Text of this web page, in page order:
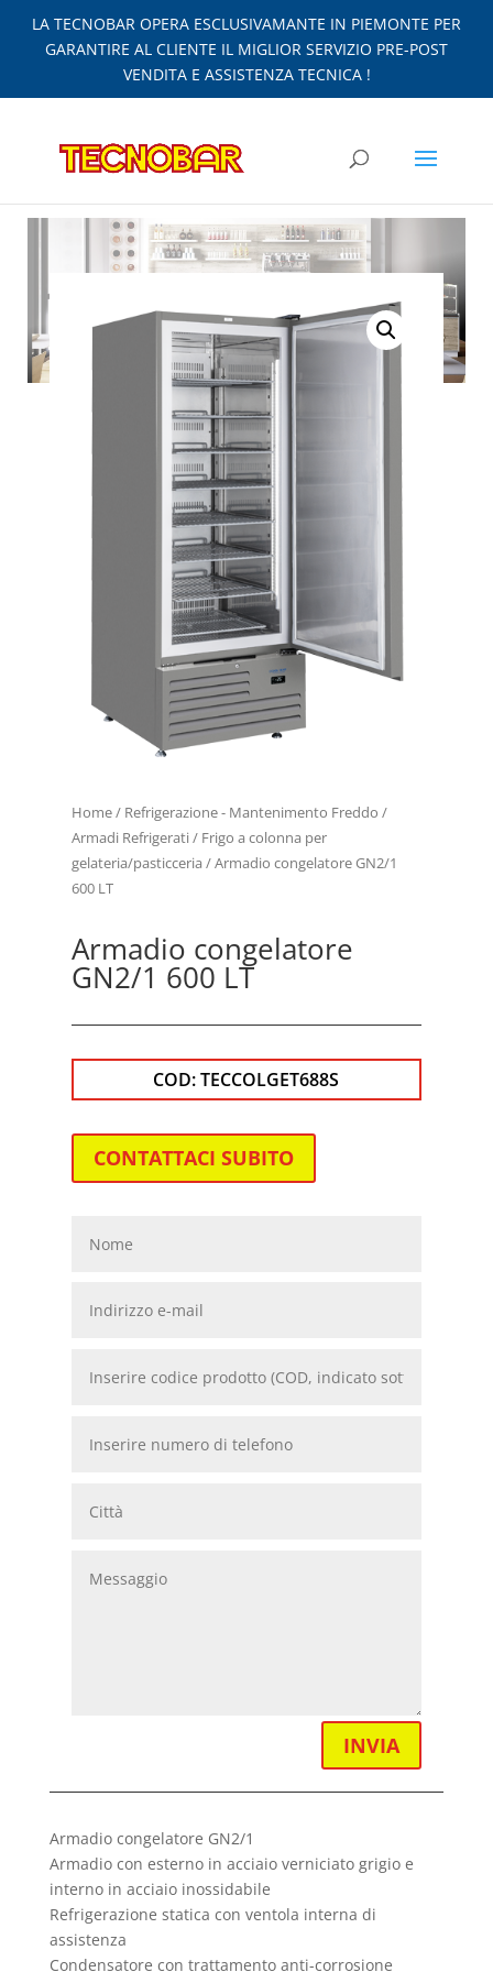
LA TECNOBAR OPERA ESCLUSIVAMANTE IN PIEMONTE PER
GARANTIRE AL CLIENTE IL MIGLIOR SERVIZIO PRE-POST
VENDITA E ASSISTENZA TECNICA !
Home/ Refrigerazione - Mantenimento Freddo /
Armadi Refrigerati/ Frigo a colonna per
gelateria/pasticceria / Armadio congelatore GN2/1
600 LT
Armadio congelatore
GN2/1 600 LT
COD:TECCOLGET688S
CONTATTACI SUBITO
INVIA
Armadio congelatore GN2/1
Armadio con esterno in acciaio verniciato grigio e
interno in acciaio inossidabile
Refrigerazione statica con ventola interna di
assistenza
Condensatore con trattamento anti-corrosione